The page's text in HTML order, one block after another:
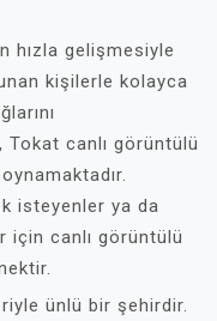
hızla gelişmesiyle
kişilerle kolayca
canlı görüntülü
isteyenler ya da
için canlı görüntülü
ünlü bir şehirdir.